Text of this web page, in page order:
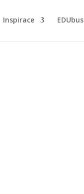
Inspirace EDUbus